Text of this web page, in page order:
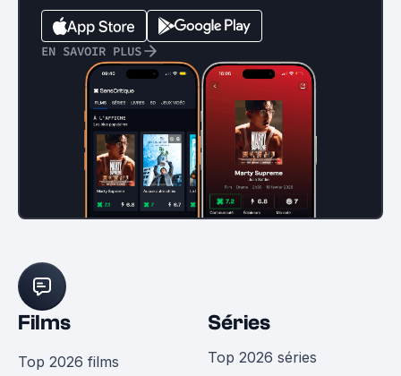
EN SAVOIR PLUS
Films
Top 2026 films
Séries
Top 2026 séries